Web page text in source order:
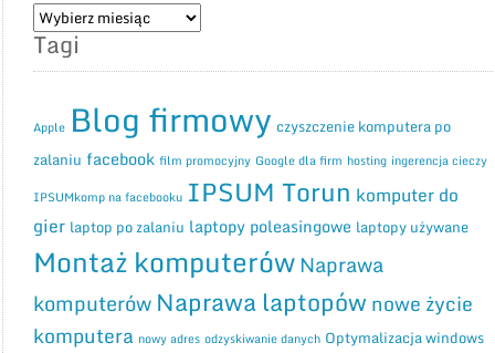
Archiwum
wpisów
na
Tagi
Apple Blog firmowy czyszczenie komputera po
zalaniu facebook film promocyjny Google dla firm hosting ingerencja cieczy
IPSUMkomp na facebooku IPSUM Torun komputer do
gier laptop po zalaniu laptopy poleasingowe laptopy używane
Montaż komputerów Naprawa
komputerów Naprawa laptopównowe życie
komputera nowy adres odzyskiwanie danych Optymalizacja windows